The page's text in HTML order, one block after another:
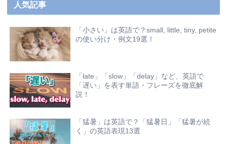
人気記事
「小さい」は英語で？small, little, tiny, petite
の使い分け・例文19選！
「late」「slow」「delay」など、英語で
「遅い」を表す単語・フレーズを徹底解
説！
「猛暑」は英語で？「猛暑日」「猛暑が続
く」の英語表現13選